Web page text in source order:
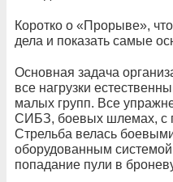
Коротко о «Прорыве»,
дела и показать самые
Основная задача
все нагрузки
малых групп. Все
СИБЗ, боевых шлемах, с
Стрельба велась
оборудованным
попадание пули в